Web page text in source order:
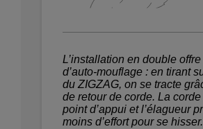
L’installation en double
d’auto-mouflage : en tirant
du ZIGZAG, on se tracte
de retour de corde. La
point d’appui et l’élagueur
moins d’effort pour se hisser.